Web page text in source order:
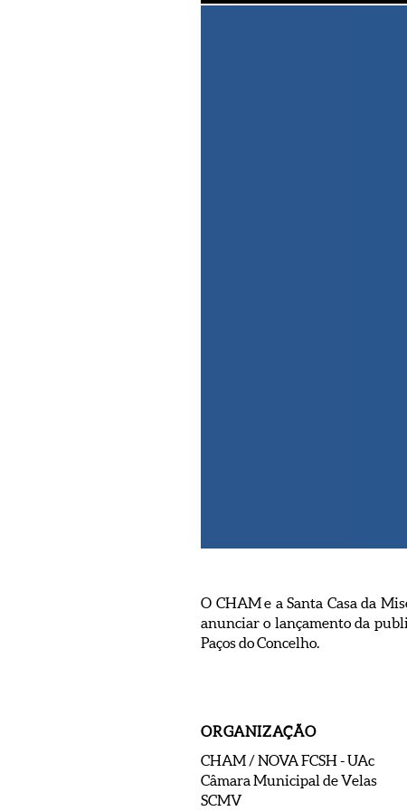
O CHAM e a Santa Casa da
anunciar o lançamento da
Paços do Concelho.
ORGANIZAÇÃO
CHAM / NOVA FCSH - UAc
Câmara Municipal de Velas
SCMV